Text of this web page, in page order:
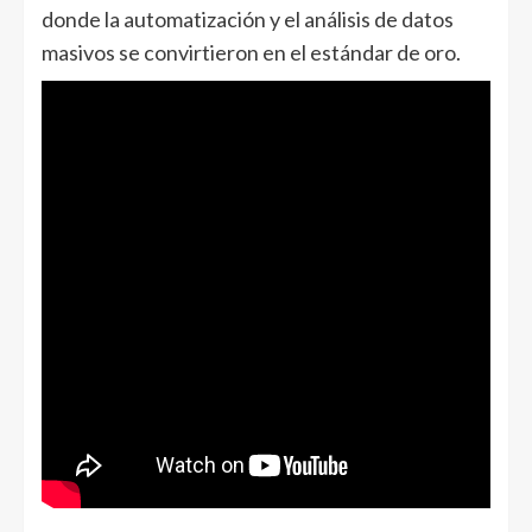
donde la automatización y el análisis de datos
masivos se convirtieron en el estándar de oro.